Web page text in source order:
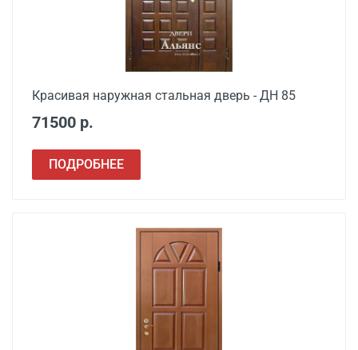
монтажной пеной
Расширение проема от 1500
Красивая наружная стальная дверь - ДН 85
71500 р.
ПОДРОБНЕЕ